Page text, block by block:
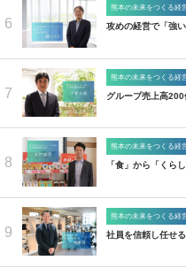
6
熊本の未来をつくる経
攻めの経営で「強
7
熊本の未来をつくる経
グループ売上高
8
熊本の未来をつくる経
「食」から「くら
9
熊本の未来をつくる経
社員を信頼し任せ